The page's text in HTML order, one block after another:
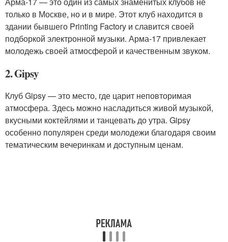
только в Москве, но и в мире. Этот клуб находится в
здании бывшего Printing Factory и славится своей
подборкой электронной музыки. Арма-17 привлекает
молодежь своей атмосферой и качественным звуком.
2. Gipsy
Клуб Gipsy — это место, где царит неповторимая
атмосфера. Здесь можно насладиться живой музыкой,
вкусными коктейлями и танцевать до утра. Gipsy
особенно популярен среди молодежи благодаря своим
тематическим вечеринкам и доступным ценам.